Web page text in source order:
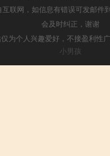
联网，如信息有错误可发邮件
会及时纠正，谢谢
为个人兴趣爱好，不接盈利性
小男孩